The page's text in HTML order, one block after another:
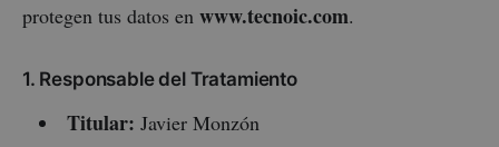
protegen tus datos en www.tecnoic.com.
1. Responsable del Tratamiento
Titular: Javier Monzón